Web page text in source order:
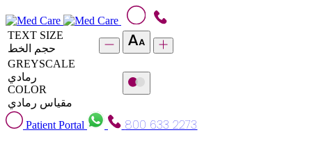
TEXT SIZE
حجم الخط
GREYSCALE
رمادي
COLOR
مقياس رمادي
Patient Portal
800 633 2273